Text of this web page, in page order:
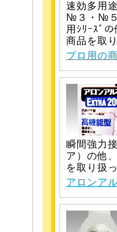
速効多用
№３・№５
用ｼﾘｰｽﾞ
商品を取
プロ用の
瞬間強力
ア）の他
を取り扱
アロンア